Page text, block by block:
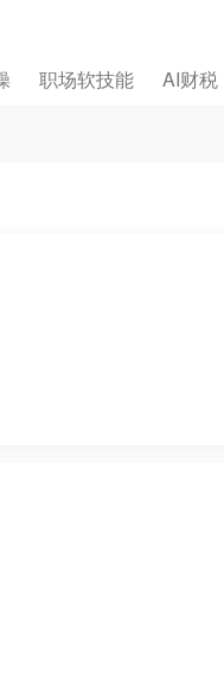
职场软技能 AI财税